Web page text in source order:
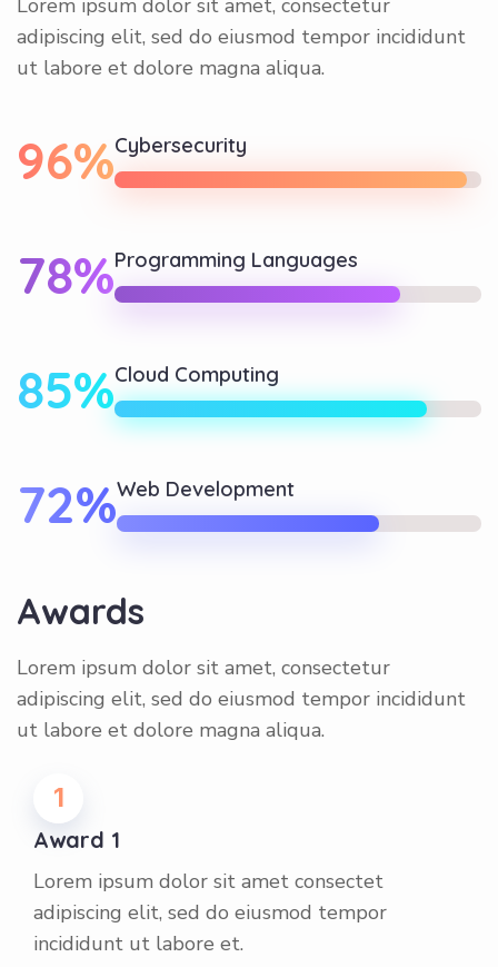
Lorem ipsum dolor sit amet, consectetur
adipiscing elit, sed do eiusmod tempor incididunt
ut labore et dolore magna aliqua.
96%Cybersecurity
78%Programming Languages
85%Cloud Computing
72%Web Development
Awards
Lorem ipsum dolor sit amet, consectetur
adipiscing elit, sed do eiusmod tempor incididunt
ut labore et dolore magna aliqua.
1
Award 1
Lorem ipsum dolor sit amet consectet
adipiscing elit, sed do eiusmod tempor
incididunt ut labore et.